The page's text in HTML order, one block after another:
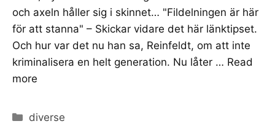
och axeln håller sig i skinnet… "Fildelningen är här
för att stanna" – Skickar vidare det här länktipset.
Och hur var det nu han sa, Reinfeldt, om att inte
kriminalisera en helt generation. Nu låter … Read
more
Categories
diverse